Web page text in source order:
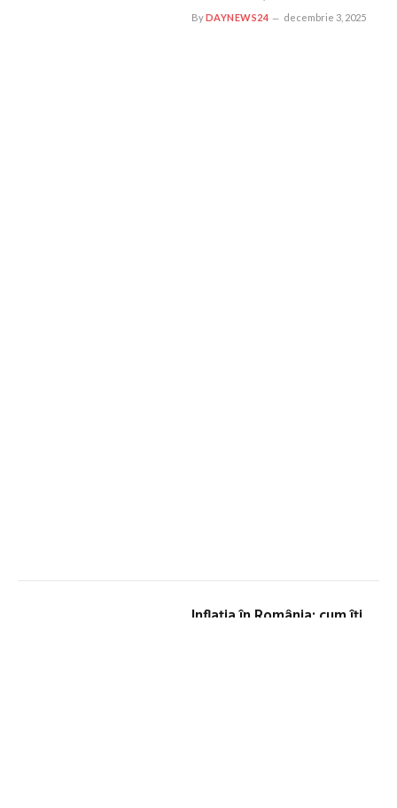
ByDAYNEWS24 decembrie 3, 2025
Inflația în România: cum îți